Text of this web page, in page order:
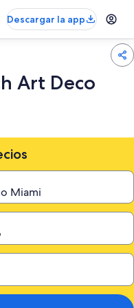
Descargar la app
Art Deco